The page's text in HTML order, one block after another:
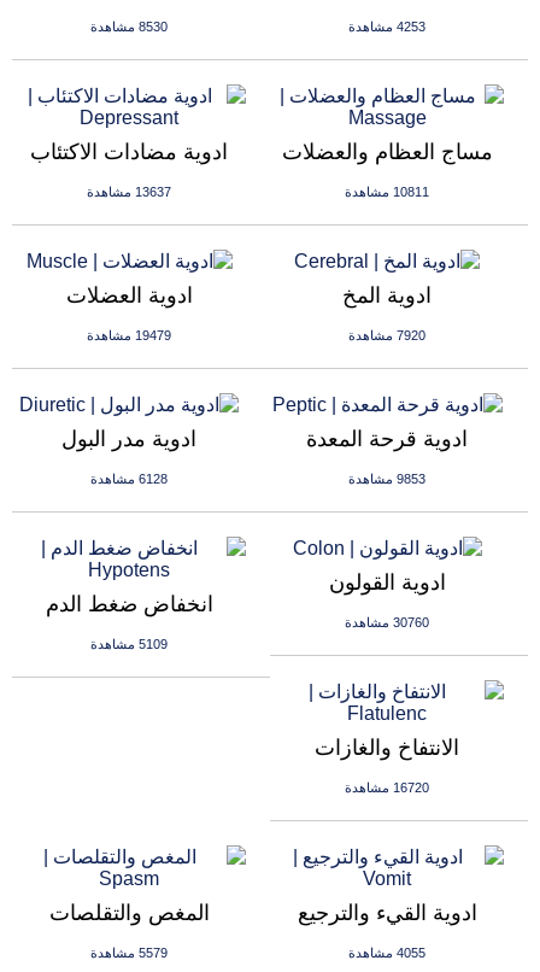
8530 مشاهدة 4253 مشاهدة
ادوية مضادات الاكتئاب
13637 مشاهدة
مساج العظام والعضلات
10811 مشاهدة
ادوية العضلات
19479 مشاهدة
ادوية المخ
7920 مشاهدة
ادوية مدر البول
6128 مشاهدة
ادوية قرحة المعدة
9853 مشاهدة
انخفاض ضغط الدم
5109 مشاهدة
ادوية القولون
30760 مشاهدة
الانتفاخ والغازات
16720 مشاهدة
المغص والتقلصات
5579 مشاهدة
ادوية القيء والترجيع
4055 مشاهدة